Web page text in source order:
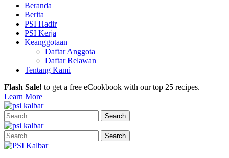
Beranda
Berita
PSI Hadir
PSI Kerja
Keanggotaan
Daftar Anggota
Daftar Relawan
Tentang Kami
Flash Sale! to get a free eCookbook with our top 25 recipes.
Learn More
Search
for:
Search
for: